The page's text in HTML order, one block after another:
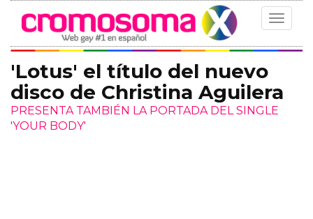
Toggle
'Lotus' el título del nuevo
disco de Christina Aguilera
PRESENTA TAMBIÉN LA PORTADA DEL SINGLE
'YOUR BODY'